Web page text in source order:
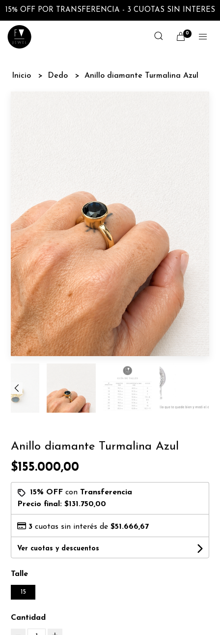
15% OFF POR TRANSFERENCIA - 3 CUOTAS SIN INTERES
0
Inicio Dedo Anillo diamante Turmalina Azul
Anillo diamante Turmalina Azul
$155.000,00
15% OFF con Transferencia
Precio final:$131.750,00
3 cuotas sin interés de$51.666,67
Ver cuotas y descuentos
Talle
15
Cantidad